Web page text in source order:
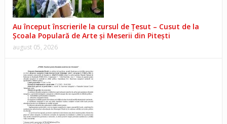
Au început înscrierile la cursul de Țesut – Cusut de la
Școala Populară de Arte și Meserii din Pitești
august 05, 2026